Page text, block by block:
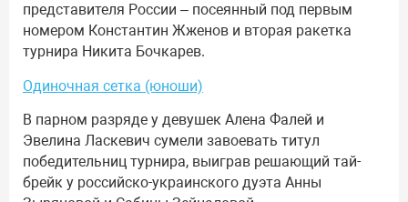
представителя России – посеянный под первым
номером Константин Жженов и вторая ракетка
турнира Никита Бочкарев.
Одиночная сетка (юноши)
В парном разряде у девушек Алена Фалей и
Эвелина Ласкевич сумели завоевать титул
победительниц турнира, выиграв решающий тай-
брейк у российско-украинского дуэта Анны